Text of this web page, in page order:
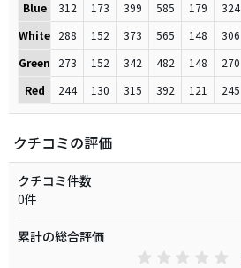
Blue
312 173 399 585 179 324
White 288 152 373 565 148 306
Green
273 152 342 482 148 270
Red
244 130 315 392 121 245
クチコミの評価
クチコミ件数
0件
累計の総合評価